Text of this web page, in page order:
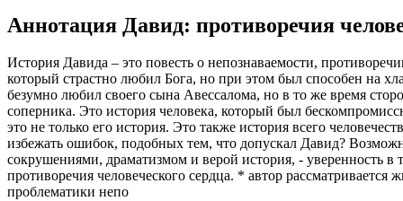
Аннотация Давид: противоречия
История Давида – это повесть о непознаваемости,
который страстно любил Бога, но при этом был способен на
безумно любил своего сына Авессалома, но в то же время
соперника. Это история человека, который был
это не только его история. Это также история всего
избежать ошибок, подобных тем, что допускал Давид?
сокрушениями, драматизмом и верой история, - уверенность
противоречия человеческого сердца. * автор рассматривается
проблематики непо